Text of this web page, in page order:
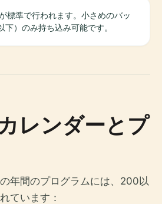
標準で行われます。小さめのバッ
下）のみ持ち込み可能です。
レンダーとプ
年間のプログラムには、200以
ています：